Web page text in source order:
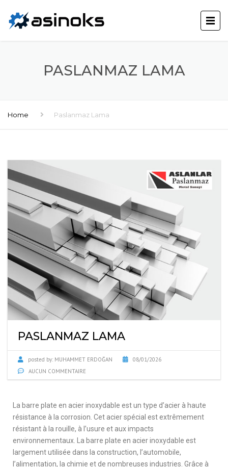
PASLANMAZ LAMA
Home Paslanmaz Lama
PASLANMAZ LAMA
posted by: MUHAMMET ERDOĞAN
08/01/2026
AUCUN COMMENTAIRE
La barre plate en acier inoxydable est un type d’acier à haute
résistance à la corrosion. Cet acier spécial est extrêmement
résistant à la rouille, à l’usure et aux impacts
environnementaux. La barre plate en acier inoxydable est
largement utilisée dans la construction, l’automobile,
l’alimentation, la chimie et de nombreuses industries. Grâce à